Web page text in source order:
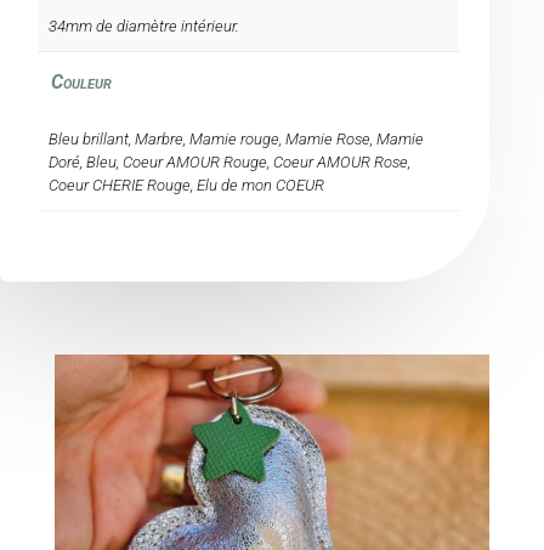
34mm de diamètre intérieur.
Couleur
Bleu brillant, Marbre, Mamie rouge, Mamie Rose, Mamie
Doré, Bleu, Coeur AMOUR Rouge, Coeur AMOUR Rose,
Coeur CHERIE Rouge, Elu de mon COEUR